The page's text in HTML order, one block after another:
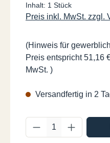
Inhalt: 1 Stück
Preis inkl. MwSt. zzgl.
(Hinweis für
Preis entspricht 51,16
MwSt. )
Versandfertig in 2
Produkt